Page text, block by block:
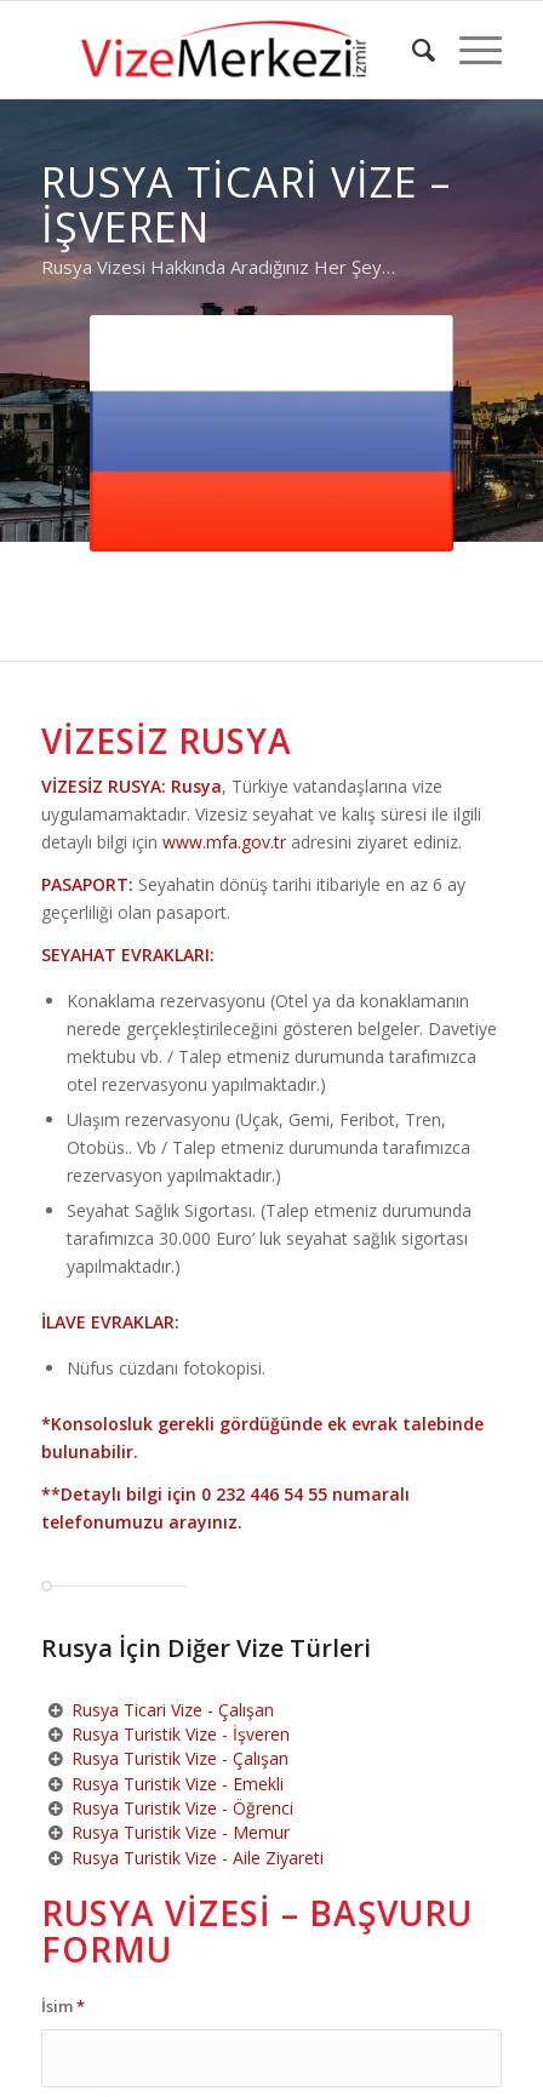
RUSYA TICARI VIZE –
İŞVEREN
Rusya Vizesi Hakkında Aradığınız Her Şey…
VIZESIZ RUSYA
VİZESİZ RUSYA: Rusya, Türkiye vatandaşlarına vize
uygulamamaktadır. Vizesiz seyahat ve kalış süresi ile ilgili
detaylı bilgi için www.mfa.gov.tradresini ziyaret ediniz.
PASAPORT: Seyahatin dönüş tarihi itibariyle en az 6 ay
geçerliliği olan pasaport.
SEYAHAT EVRAKLARI:
Konaklama rezervasyonu (Otel ya da konaklamanın
nerede gerçekleştirileceğini gösteren belgeler. Davetiye
mektubu vb. / Talep etmeniz durumunda tarafımızca
otel rezervasyonu yapılmaktadır.)
Ulaşım rezervasyonu (Uçak, Gemi, Feribot, Tren,
Otobüs.. Vb / Talep etmeniz durumunda tarafımızca
rezervasyon yapılmaktadır.)
Seyahat Sağlık Sigortası. (Talep etmeniz durumunda
tarafımızca 30.000 Euro’ luk seyahat sağlık sigortası
yapılmaktadır.)
İLAVE EVRAKLAR:
Nüfus cüzdanı fotokopisi.
*Konsolosluk gerekli gördüğünde ek evrak talebinde
bulunabilir.
**Detaylı bilgi için 0 232 446 54 55numaralı
telefonumuzu arayınız.
Rusya İçin Diğer Vize Türleri
Rusya Ticari Vize - Çalışan
Rusya Turistik Vize - İşveren
Rusya Turistik Vize - Çalışan
Rusya Turistik Vize - Emekli
Rusya Turistik Vize - Öğrenci
Rusya Turistik Vize - Memur
Rusya Turistik Vize - Aile Ziyareti
RUSYA VIZESI – BAŞVURU
FORMU
İsim*